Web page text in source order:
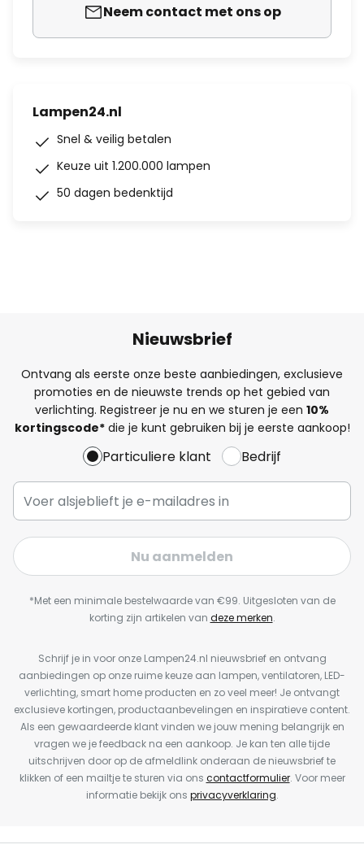
Neem contact met ons op
Lampen24.nl
Snel & veilig betalen
Keuze uit 1.200.000 lampen
50 dagen bedenktijd
Nieuwsbrief
Ontvang als eerste onze beste aanbiedingen, exclusieve
promoties en de nieuwste trends op het gebied van
verlichting. Registreer je nu en we sturen je een 10%
kortingscode*die je kunt gebruiken bij je eerste aankoop!
Particuliere klant Bedrijf
Nu aanmelden
*Met een minimale bestelwaarde van €99. Uitgesloten van de
korting zijn artikelen van deze merken.
Schrijf je in voor onze Lampen24.nl nieuwsbrief en ontvang
aanbiedingen op onze ruime keuze aan lampen, ventilatoren, LED-
verlichting, smart home producten en zo veel meer! Je ontvangt
exclusieve kortingen, productaanbevelingen en inspiratieve content.
Als een gewaardeerde klant vinden we jouw mening belangrijk en
vragen we je feedback na een aankoop. Je kan ten alle tijde
uitschrijven door op de afmeldlink onderaan de nieuwsbrief te
klikken of een mailtje te sturen via ons contactformulier. Voor meer
informatie bekijk ons privacyverklaring.